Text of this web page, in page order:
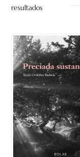
resultadosOrdenado
últimos